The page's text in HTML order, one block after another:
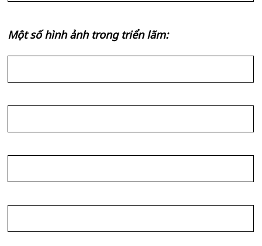
Một số hình ảnh trong triển lãm: